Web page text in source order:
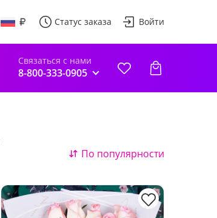
Статус заказа Войти
Связаться с нами
8-800-333-0905
По популярности